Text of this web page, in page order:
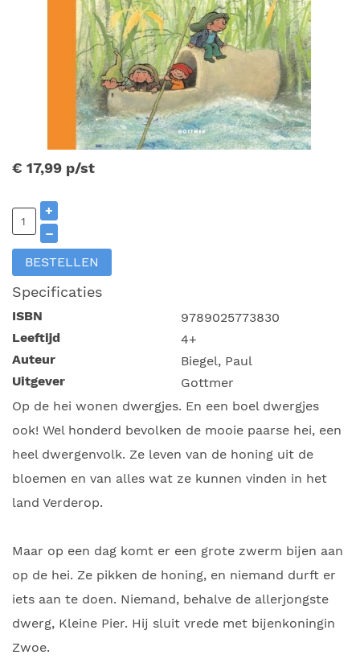
€ 17,99 p/st
+
–
BESTELLEN
Specificaties
ISBN
9789025773830
Leeftijd
4+
Auteur
Biegel, Paul
Uitgever
Gottmer
Op de hei wonen dwergjes. En een boel dwergjes
ook! Wel honderd bevolken de mooie paarse hei, een
heel dwergenvolk. Ze leven van de honing uit de
bloemen en van alles wat ze kunnen vinden in het
land Verderop.
Maar op een dag komt er een grote zwerm bijen aan
op de hei. Ze pikken de honing, en niemand durft er
iets aan te doen. Niemand, behalve de allerjongste
dwerg, Kleine Pier. Hij sluit vrede met bijenkoningin
Zwoe.